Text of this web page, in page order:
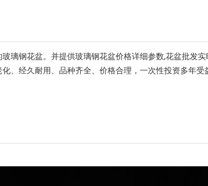
璃钢花盆。并提供玻璃钢花盆价格详细参数,花盆批发实
、经久耐用、品种齐全、价格合理，一次性投资多年